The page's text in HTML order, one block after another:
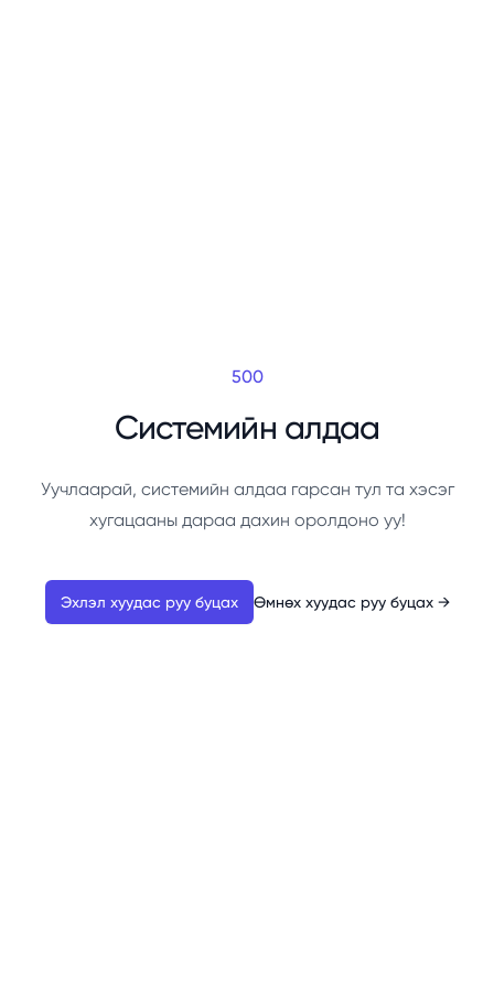
500
Системийн алдаа
Уучлаарай, системийн алдаа гарсан тул та хэсэг
хугацааны дараа дахин оролдоно уу!
Эхлэл хуудас руу буцах Өмнөх хуудас руу буцах →